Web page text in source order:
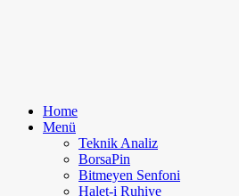
Home
Menü
Teknik Analiz
BorsaPin
Bitmeyen Senfoni
Halet-i Ruhiye